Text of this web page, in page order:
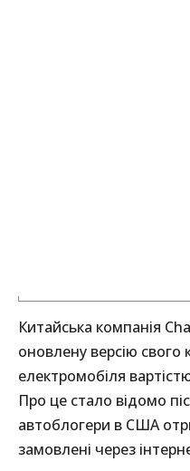
Китайська компанія
оновлену версію свого
електромобіля
Про це стало відомо
автоблогери в США
замовлені через